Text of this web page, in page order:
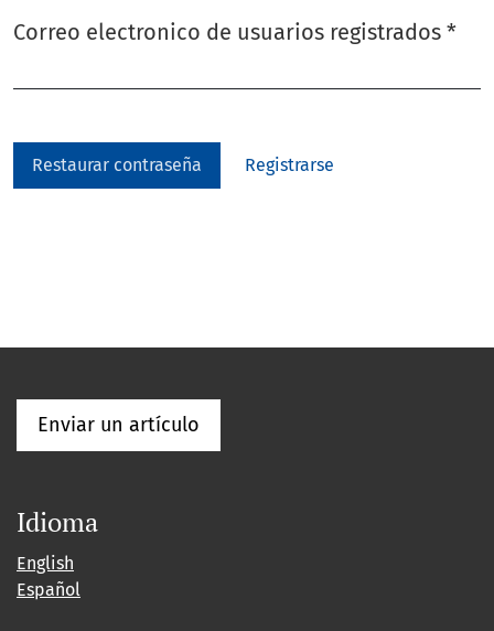
Correo electronico de usuarios registrados *
Restaurar contraseña Registrarse
Enviar un artículo
Idioma
English
Español